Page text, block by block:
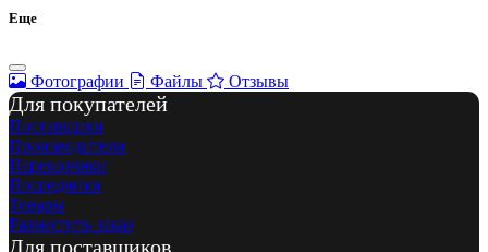
Еще
Фотографии Файлы Отзывы
Для покупателей
Поставщики
Производители
Перевозчики
Посредники
Товары
Разместить заказ
Для поставщиков